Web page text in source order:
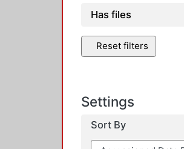
Has files
Reset filters
Settings
Sort By